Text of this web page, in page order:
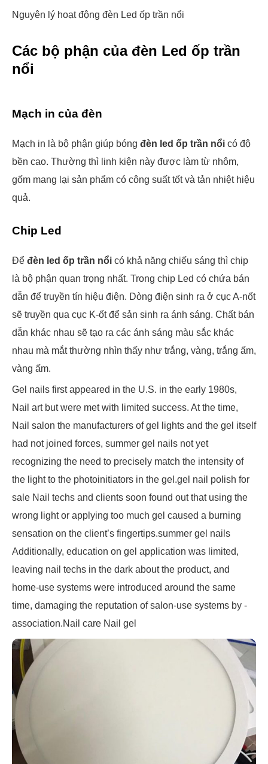
Nguyên lý hoạt động đèn Led ốp trần nổi
Các bộ phận của đèn Led ốp trần
nổi
Mạch in của đèn
Mạch in là bộ phận giúp bóng đèn led ốp trần nổi có độ
bền cao. Thường thì linh kiện này được làm từ nhôm,
gốm mang lại sản phẩm có công suất tốt và tản nhiệt hiệu
quả.
Chip Led
Để đèn led ốp trần nổi có khả năng chiếu sáng thì chip
là bộ phận quan trọng nhất. Trong chip Led có chứa bán
dẫn để truyền tín hiệu điện. Dòng điện sinh ra ở cục A-nốt
sẽ truyền qua cục K-ốt để sản sinh ra ánh sáng. Chất bán
dẫn khác nhau sẽ tạo ra các ánh sáng màu sắc khác
nhau mà mắt thường nhìn thấy như trắng, vàng, trắng ấm,
vàng ấm.
Gel nails first appeared in the U.S. in the early 1980s,
Nail art but were met with limited success. At the time,
Nail salon the manufacturers of gel lights and the gel itself
had not joined forces, summer gel nails not yet
recognizing the need to precisely match the intensity of
the light to the photoinitiators in the gel.gel nail polish for
sale Nail techs and clients soon found out that ­using the
wrong light or applying too much gel caused a burning
sensation on the client’s fingertips.summer gel nails
Additionally, education on gel application was limited,
leaving nail techs in the dark about the product, and
home-use ­systems were introduced around the same
time, damaging the reputation of salon-use systems by ­
association.Nail care Nail gel